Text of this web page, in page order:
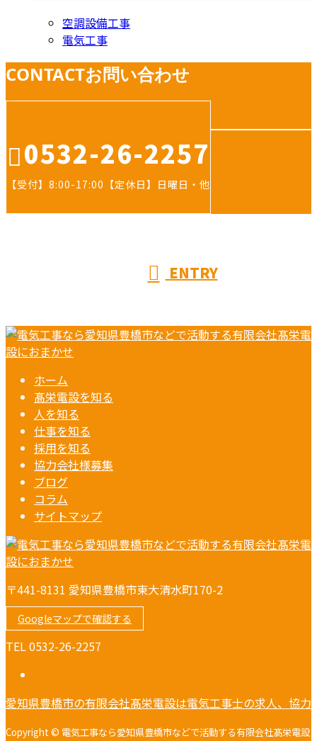
空調設備工事
電気工事
CONTACTお問い合わせ
0532-26-2257
【受付】8:00-17:00【定休日】日曜日・他
ENTRY
ホーム
髙栄電設を知る
人を知る
仕事を知る
採用を知る
協力会社様募集
ブログ
コラム
サイトマップ
〒441-8131 愛知県豊橋市東大清水町170-2
Googleマップで確認する
TEL 0532-26-2257
愛知県豊橋市の有限会社髙栄電設は電気工事士の求人、協力
Copyright © 電気工事なら愛知県豊橋市などで活動する有限会社髙栄電設